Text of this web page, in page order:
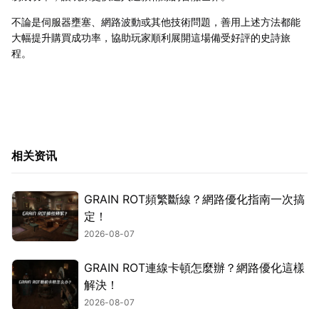
不論是伺服器壅塞、網路波動或其他技術問題，善用上述方法都能
大幅提升購買成功率，協助玩家順利展開這場備受好評的史詩旅
程。
相关资讯
GRAIN ROT頻繁斷線？網路優化指南一次搞
定！
2026-08-07
GRAIN ROT連線卡頓怎麼辦？網路優化這樣
解決！
2026-08-07